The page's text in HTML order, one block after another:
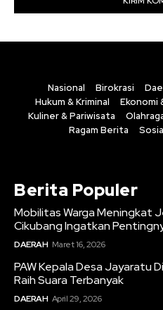
Nasional Birokrasi
Hukum & Kriminal
Ekonomi
Kuliner & Pariwisata
Ragam Berita
Berita Populer
Mobilitas Warga Meningkat
Cikubang Ingatkan
DAERAH Maret 16, 2026
PAW Kepala Desa Jayaratu
Raih Suara Terbanyak
DAERAH April 29, 2026